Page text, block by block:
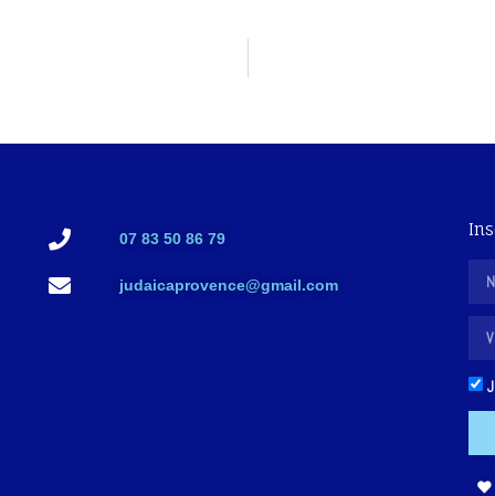
07 83 50 86 79
judaicaprovence@gmail.com